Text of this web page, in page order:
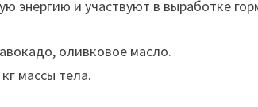
энергию и участвуют в выработке
оливковое масло.
массы тела.